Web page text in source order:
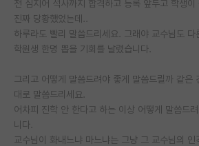
전 심지어 석사까지 합격하고 등록 앞두고 학생이
진짜 당황했었는데..
하루라도 빨리 말씀드리세요. 그래야 교수님도
학원생 한명 뽑을 기회를 날렸습니다.
그리고 어떻게 말씀드려야 좋게 말씀드릴까 같은
대로 말씀드리세요.
어차피 진학 안 한다고 하는 이상 어떻게 말씀드
니다.
교수님이 화내느냐 마느냐는 그냥 그 교수님의 인